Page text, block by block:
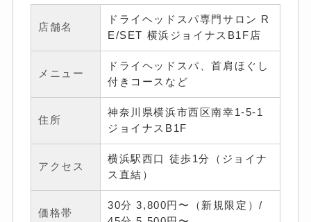
店舗名
ドライヘッドスパ専門サロン R
E/SET 横浜ジョイナスB1F店
メニュー
ドライヘッドスパ、首肩ほぐし
付きコースなど
住所
神奈川県横浜市西区南幸1-5-1
ジョイナスB1F
アクセス
横浜駅西口 徒歩1分（ジョイナ
ス直結）
価格帯
30分 3,800円〜（新規限定）/